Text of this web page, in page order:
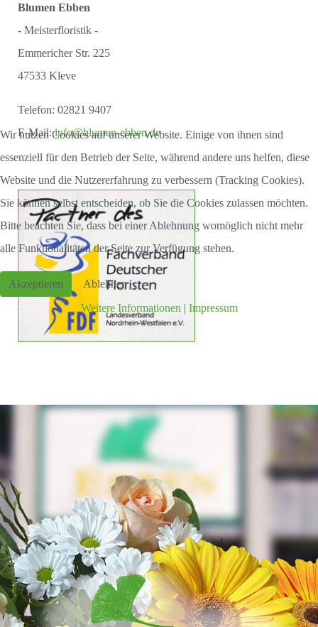
Blumen Ebben
- Meisterfloristik -
Emmericher Str. 225
47533 Kleve
Telefon: 02821 9407
E-Mail:info@blumen-ebben.de
Wir nutzen Cookies auf unserer Website. Einige von ihnen sind
essenziell für den Betrieb der Seite, während andere uns helfen, diese
Website und die Nutzererfahrung zu verbessern (Tracking Cookies).
Sie können selbst entscheiden, ob Sie die Cookies zulassen möchten.
Bitte beachten Sie, dass bei einer Ablehnung womöglich nicht mehr
alle Funktionalitäten der Seite zur Verfügung stehen.
Akzeptieren
Ablehnen
Weitere Informationen | Impressum